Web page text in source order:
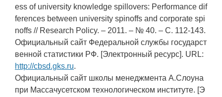
ess of university knowledge spillovers: Performance dif
ferences between university spinoffs and corporate spi
noffs // Research Policy. – 2011. – № 40. – С. 112-143.
Официальный сайт Федеральной службы государст
венной статистики РФ. [Электронный ресурс]. URL:
http://cbsd.gks.ru.
Официальный сайт школы менеджмента А.Слоуна
при Массачусетском технологическом институте. [Э